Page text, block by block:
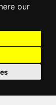
our
insiel